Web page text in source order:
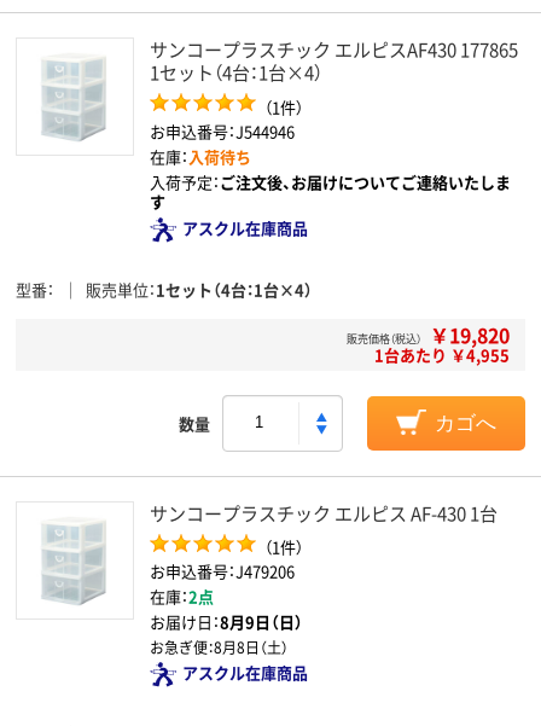
サンコープラスチック エルピスAF430 177865
1セット（4台：1台×4）
（1件）
お申込番号：J544946
在庫：入荷待ち
入荷予定：ご注文後、お届けについてご連絡いたしま
す
アスクル在庫商品
型番 販売単位 1セット（4台：1台×4）
販売価格（税込） ￥19,820
1台あたり ￥4,955
数量 カゴへ
サンコープラスチック エルピス AF-430 1台
（1件）
お申込番号：J479206
在庫：2点
お届け日：8月9日（日）
お急ぎ便：8月8日（土）
アスクル在庫商品